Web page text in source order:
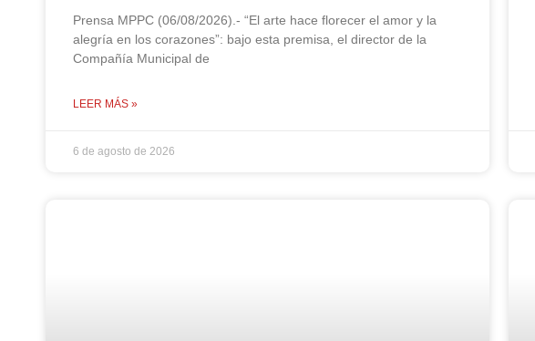
Prensa MPPC (06/08/2026).- “El arte hace florecer el amor y la
alegría en los corazones”: bajo esta premisa, el director de la
Compañía Municipal de
LEER MÁS »
6 de agosto de 2026